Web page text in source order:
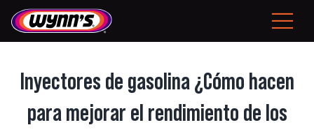
content
Toggle
Inyectores de gasolina ¿Cómo hacen
para mejorar el rendimiento de los